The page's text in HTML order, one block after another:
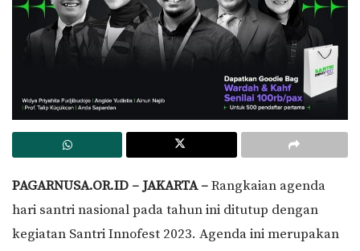
PAGARNUSA.OR.ID – JAKARTA –Rangkaian agenda
hari santri nasional pada tahun ini ditutup dengan
kegiatan Santri Innofest 2023. Agenda ini merupakan